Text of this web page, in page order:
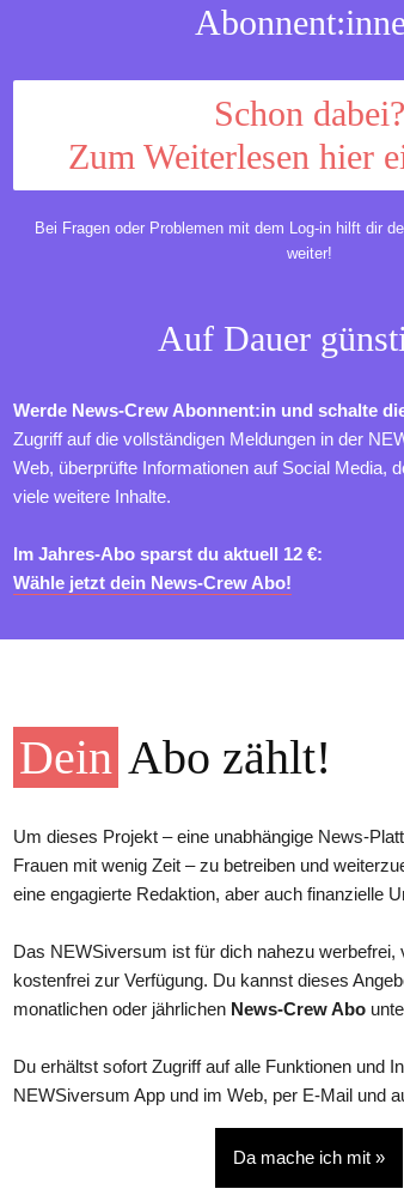
Schon dabei?
Zum Weiterlesen hier
Bei Fragen oder Problemen mit dem Log-in hilft dir
weiter!
Auf Dauer
Werde News-Crew Abonnent:in und schalte
Zugriff auf die vollständigen Meldungen in der
Web, überprüfte Informationen auf Social Media,
viele weitere Inhalte.
Im Jahres-Abo sparst du aktuell 12 €:
Wähle jetzt dein News-Crew Abo!
Dein Abo zählt!
Um dieses Projekt – eine unabhängige News-
Frauen mit wenig Zeit – zu betreiben und
eine engagierte Redaktion, aber auch finanzielle
Das NEWSiversum ist für dich nahezu werbefrei,
kostenfrei zur Verfügung. Du kannst dieses
monatlichen oder jährlichen News-Crew Abo
Du erhältst sofort Zugriff auf alle Funktionen und
NEWSiversum App und im Web, per E-Mail und
Da mache ich mit »